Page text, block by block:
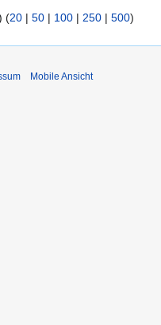
(20 | 50 | 100 | 250 | 500)
Mobile Ansicht